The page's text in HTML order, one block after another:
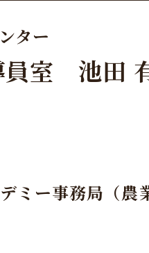
ター
員室 池田
ミー事務局（農